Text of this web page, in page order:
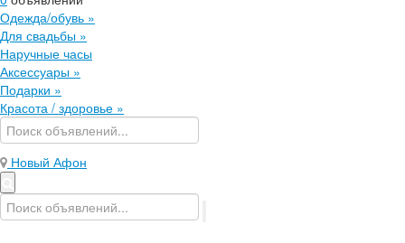
Одежда/обувь »
Для свадьбы »
Наручные часы
Аксессуары »
Подарки »
Красота / здоровье »
Новый Афон